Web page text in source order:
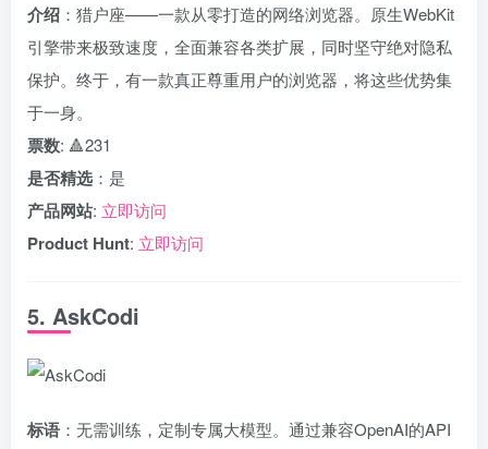
介绍 ：猎户座——一款从零打造的网络浏览器。原生WebKit
引擎带来极致速度，全面兼容各类扩展，同时坚守绝对隐私
保护。终于，有一款真正尊重用户的浏览器，将这些优势集
于一身。
票数: 🔺231
是否精选 ：是
产品网站: 立即访问
Product Hunt: 立即访问
5. AskCodi
标语 ：无需训练，定制专属大模型。通过兼容OpenAI的API